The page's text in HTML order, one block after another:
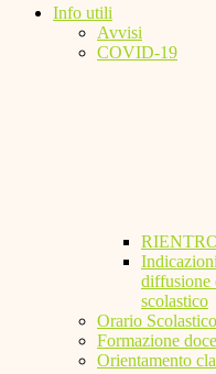
Info utili
Avvisi
COVID-19
diffusione
scolastico
Orario Scolastico
Formazione
Orientamento